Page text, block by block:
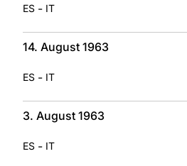
ES - IT
14. August 1963
ES - IT
3. August 1963
ES - IT